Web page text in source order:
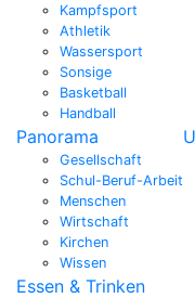
Kampfsport
Athletik
Wassersport
Sonsige
Basketball
Handball
Panorama
Gesellschaft
Schul-Beruf-Arbeit
Menschen
Wirtschaft
Kirchen
Wissen
Essen & Trinken